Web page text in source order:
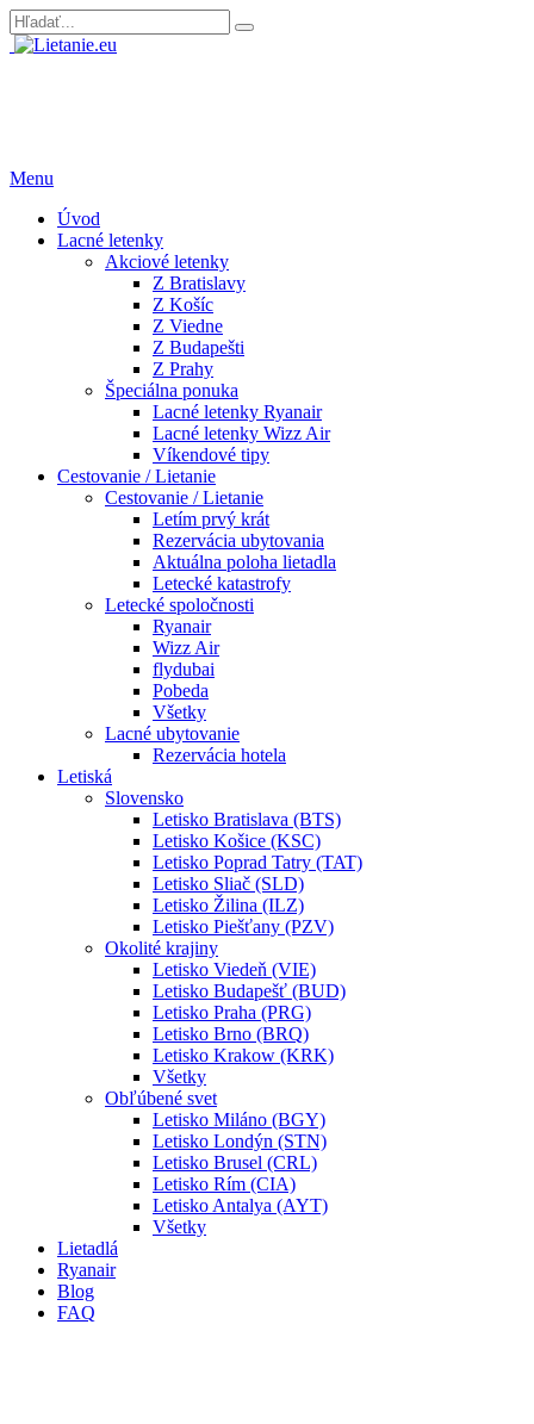
Menu
Úvod
Lacné letenky
Akciové letenky
Z Bratislavy
Z Košíc
Z Viedne
Z Budapešti
Z Prahy
Špeciálna ponuka
Lacné letenky Ryanair
Lacné letenky Wizz Air
Víkendové tipy
Cestovanie / Lietanie
Cestovanie / Lietanie
Letím prvý krát
Rezervácia ubytovania
Aktuálna poloha lietadla
Letecké katastrofy
Letecké spoločnosti
Ryanair
Wizz Air
flydubai
Pobeda
Všetky
Lacné ubytovanie
Rezervácia hotela
Letiská
Slovensko
Letisko Bratislava (BTS)
Letisko Košice (KSC)
Letisko Poprad Tatry (TAT)
Letisko Sliač (SLD)
Letisko Žilina (ILZ)
Letisko Piešťany (PZV)
Okolité krajiny
Letisko Viedeň (VIE)
Letisko Budapešť (BUD)
Letisko Praha (PRG)
Letisko Brno (BRQ)
Letisko Krakow (KRK)
Všetky
Obľúbené svet
Letisko Miláno (BGY)
Letisko Londýn (STN)
Letisko Brusel (CRL)
Letisko Rím (CIA)
Letisko Antalya (AYT)
Všetky
Lietadlá
Ryanair
Blog
FAQ